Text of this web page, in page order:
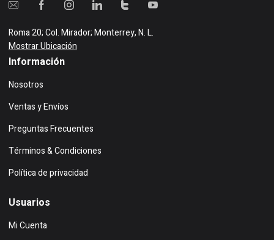
Roma 20; Col. Mirador; Monterrey, N. L.
Mostrar Ubicación
Información
Nosotros
Ventas y Envíos
Preguntas Frecuentes
Términos & Condiciones
Política de privacidad
Usuarios
Mi Cuenta